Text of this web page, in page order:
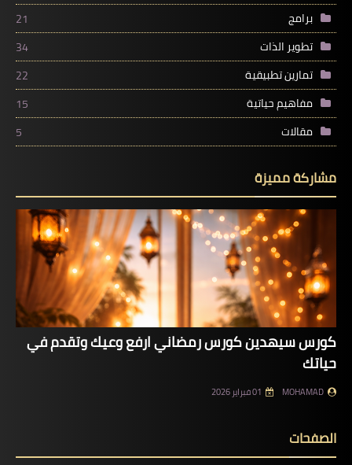
برامج
21
تطوير الذات
34
تمارين تطبيقية
22
مفاهيم حياتية
15
مقالات
5
مشاركة مميزة
كورس سيهدين كورس رمضاني ارفع وعيك وتقدم في
حياتك
MOHAMAD 01 فبراير 2026
الصفحات